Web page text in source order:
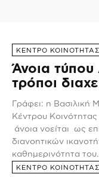
ΚΕΝΤΡΟ ΚΟΙΝΟΤΗΤΑΣ
Άνοια τύπου
τρόποι
Γράφει: η Βασιλική
Κέντρου
άνοια νοείται ως
διανοητικών
καθημερινότητα
ΚΕΝΤΡΟ ΚΟΙΝΟΤΗΤΑΣ